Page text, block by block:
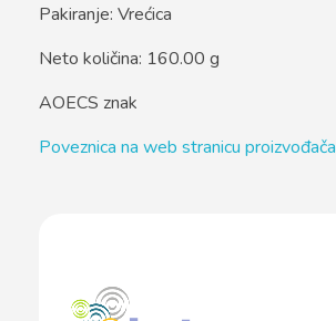
Pakiranje: Vrećica
Neto količina: 160.00 g
AOECS znak
Poveznica na web stranicu proizvođača